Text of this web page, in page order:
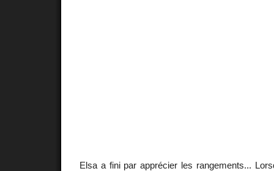
Elsa a fini par apprécier les rangements...